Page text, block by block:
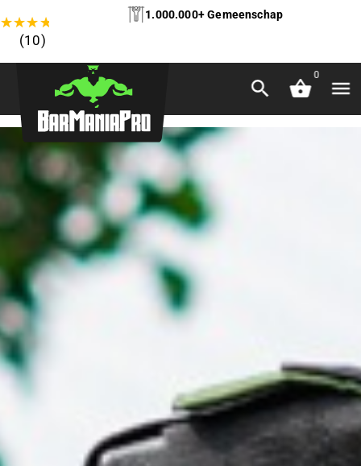
★★★★
(10)
1.000.000+ Gemeenschap
0